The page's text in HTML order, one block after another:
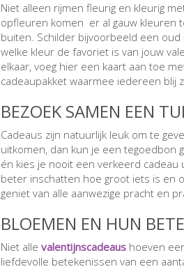
Niet alleen rijmen fleurig en kleurig
opfleuren komen er al gauw kleuren
buiten. Schilder bijvoorbeeld een
welke kleur de favoriet is van jouw
elkaar, voeg hier een kaart aan toe
cadeaupakket waarmee iedereen blij
BEZOEK SAMEN EEN
Cadeaus zijn natuurlijk leuk om te
uitkomen, dan kun je een tegoedbon
én kies je nooit een verkeerd
beter inschatten hoe groot iets is en
geniet van alle aanwezige pracht en
BLOEMEN EN HUN
Niet alle valentijnscadeaus hoeven
liefdevolle betekenissen van een